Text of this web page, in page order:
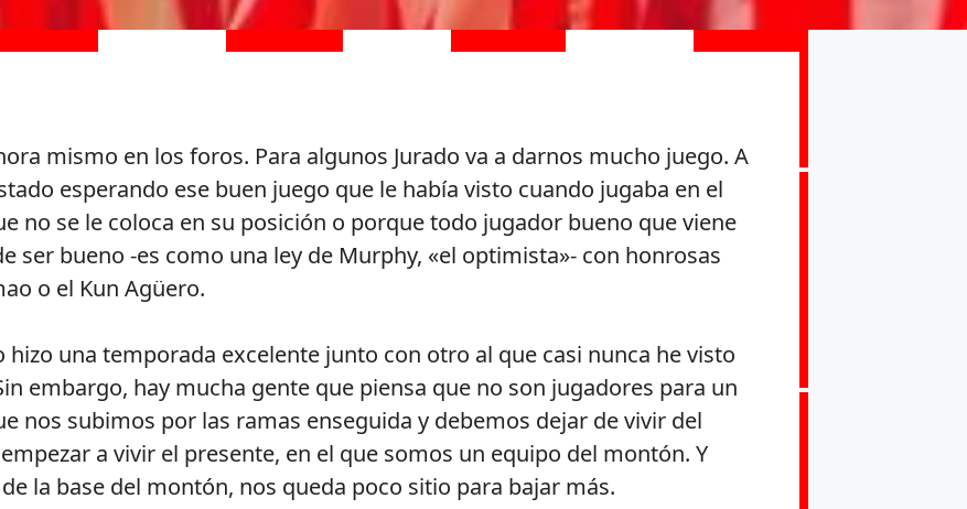
mismo en los foros. Para algunos Jurado va a darnos mucho juego. A
esperando ese buen juego que le había visto cuando jugaba en el
no se le coloca en su posición o porque todo jugador bueno que viene
ser bueno -es como una ley de Murphy, «el optimista»- con honrosas
o el Kun Agüero.
hizo una temporada excelente junto con otro al que casi nunca he visto
embargo, hay mucha gente que piensa que no son jugadores para un
nos subimos por las ramas enseguida y debemos dejar de vivir del
a vivir el presente, en el que somos un equipo del montón. Y
la base del montón, nos queda poco sitio para bajar más.